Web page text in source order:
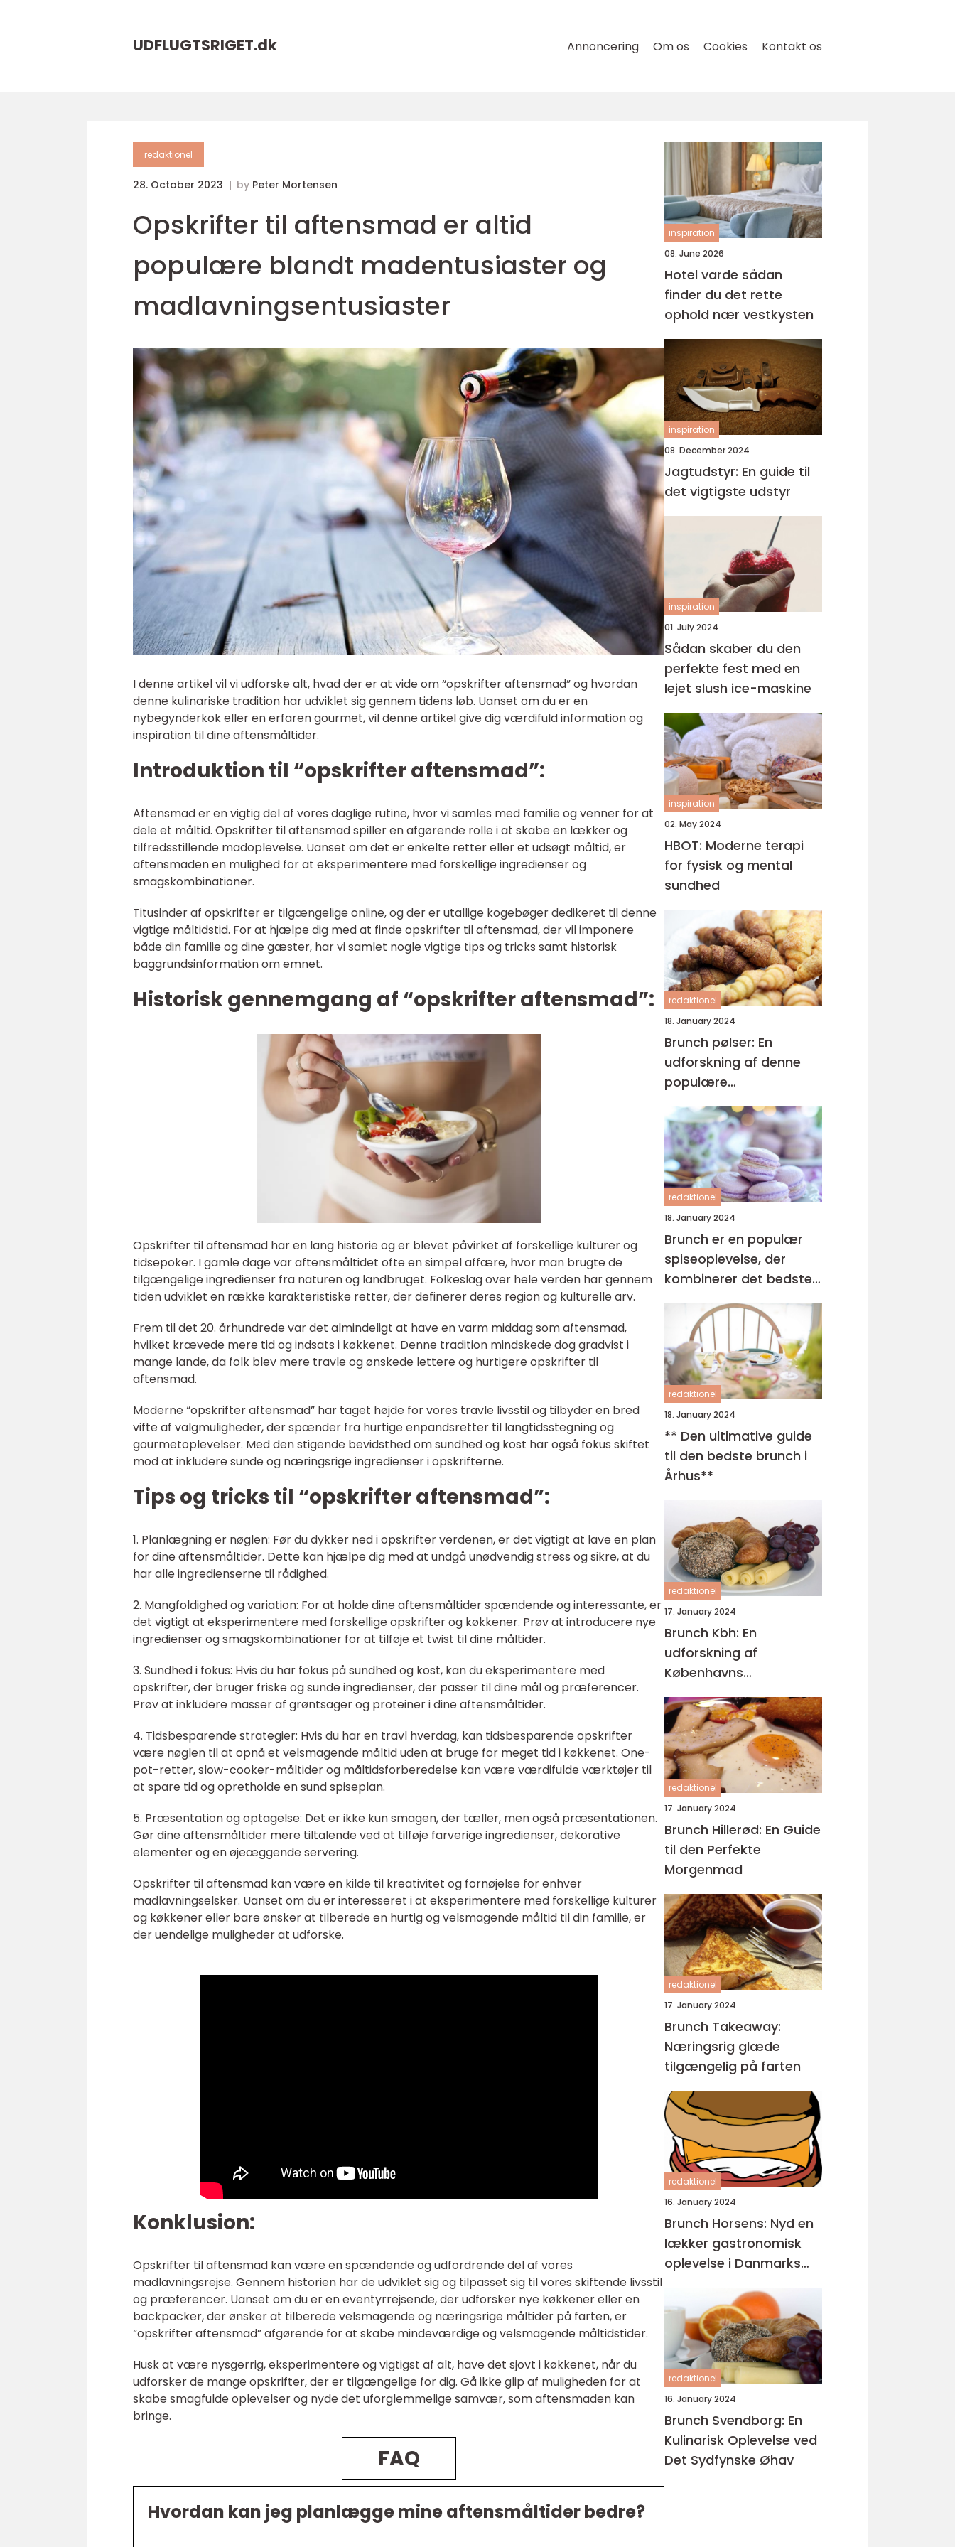
UDFLUGTSRIGET.dk Annoncering Om os Cookies Kontakt os
redaktionel
28. October 2023 by Peter Mortensen
Opskrifter til aftensmad er altid
populære blandt madentusiaster og
madlavningsentusiaster
I denne artikel vil vi udforske alt, hvad der er at vide om “opskrifter aftensmad” og hvordan
denne kulinariske tradition har udviklet sig gennem tidens løb. Uanset om du er en
nybegynderkok eller en erfaren gourmet, vil denne artikel give dig værdifuld information og
inspiration til dine aftensmåltider.
Introduktion til “opskrifter aftensmad”:
Aftensmad er en vigtig del af vores daglige rutine, hvor vi samles med familie og venner for at
dele et måltid. Opskrifter til aftensmad spiller en afgørende rolle i at skabe en lækker og
tilfredsstillende madoplevelse. Uanset om det er enkelte retter eller et udsøgt måltid, er
aftensmaden en mulighed for at eksperimentere med forskellige ingredienser og
smagskombinationer.
Titusinder af opskrifter er tilgængelige online, og der er utallige kogebøger dedikeret til denne
vigtige måltidstid. For at hjælpe dig med at finde opskrifter til aftensmad, der vil imponere
både din familie og dine gæster, har vi samlet nogle vigtige tips og tricks samt historisk
baggrundsinformation om emnet.
Historisk gennemgang af “opskrifter aftensmad”:
Opskrifter til aftensmad har en lang historie og er blevet påvirket af forskellige kulturer og
tidsepoker. I gamle dage var aftensmåltidet ofte en simpel affære, hvor man brugte de
tilgængelige ingredienser fra naturen og landbruget. Folkeslag over hele verden har gennem
tiden udviklet en række karakteristiske retter, der definerer deres region og kulturelle arv.
Frem til det 20. århundrede var det almindeligt at have en varm middag som aftensmad,
hvilket krævede mere tid og indsats i køkkenet. Denne tradition mindskede dog gradvist i
mange lande, da folk blev mere travle og ønskede lettere og hurtigere opskrifter til
aftensmad.
Moderne “opskrifter aftensmad” har taget højde for vores travle livsstil og tilbyder en bred
vifte af valgmuligheder, der spænder fra hurtige enpandsretter til langtidsstegning og
gourmetoplevelser. Med den stigende bevidsthed om sundhed og kost har også fokus skiftet
mod at inkludere sunde og næringsrige ingredienser i opskrifterne.
Tips og tricks til “opskrifter aftensmad”:
1. Planlægning er nøglen: Før du dykker ned i opskrifter verdenen, er det vigtigt at lave en plan
for dine aftensmåltider. Dette kan hjælpe dig med at undgå unødvendig stress og sikre, at du
har alle ingredienserne til rådighed.
2. Mangfoldighed og variation: For at holde dine aftensmåltider spændende og interessante, er
det vigtigt at eksperimentere med forskellige opskrifter og køkkener. Prøv at introducere nye
ingredienser og smagskombinationer for at tilføje et twist til dine måltider.
3. Sundhed i fokus: Hvis du har fokus på sundhed og kost, kan du eksperimentere med
opskrifter, der bruger friske og sunde ingredienser, der passer til dine mål og præferencer.
Prøv at inkludere masser af grøntsager og proteiner i dine aftensmåltider.
4. Tidsbesparende strategier: Hvis du har en travl hverdag, kan tidsbesparende opskrifter
være nøglen til at opnå et velsmagende måltid uden at bruge for meget tid i køkkenet. One-
pot-retter, slow-cooker-måltider og måltidsforberedelse kan være værdifulde værktøjer til
at spare tid og opretholde en sund spiseplan.
5. Præsentation og optagelse: Det er ikke kun smagen, der tæller, men også præsentationen.
Gør dine aftensmåltider mere tiltalende ved at tilføje farverige ingredienser, dekorative
elementer og en øjeæggende servering.
Opskrifter til aftensmad kan være en kilde til kreativitet og fornøjelse for enhver
madlavningselsker. Uanset om du er interesseret i at eksperimentere med forskellige kulturer
og køkkener eller bare ønsker at tilberede en hurtig og velsmagende måltid til din familie, er
der uendelige muligheder at udforske.
Konklusion:
Opskrifter til aftensmad kan være en spændende og udfordrende del af vores
madlavningsrejse. Gennem historien har de udviklet sig og tilpasset sig til vores skiftende livsstil
og præferencer. Uanset om du er en eventyrrejsende, der udforsker nye køkkener eller en
backpacker, der ønsker at tilberede velsmagende og næringsrige måltider på farten, er
“opskrifter aftensmad” afgørende for at skabe mindeværdige og velsmagende måltidstider.
Husk at være nysgerrig, eksperimentere og vigtigst af alt, have det sjovt i køkkenet, når du
udforsker de mange opskrifter, der er tilgængelige for dig. Gå ikke glip af muligheden for at
skabe smagfulde oplevelser og nyde det uforglemmelige samvær, som aftensmaden kan
bringe.
FAQ
Hvordan kan jeg planlægge mine aftensmåltider bedre?
inspiration
08. June 2026
Hotel varde sådan
finder du det rette
ophold nær vestkysten
inspiration
08. December 2024
Jagtudstyr: En guide til
det vigtigste udstyr
inspiration
01. July 2024
Sådan skaber du den
perfekte fest med en
lejet slush ice-maskine
inspiration
02. May 2024
HBOT: Moderne terapi
for fysisk og mental
sundhed
redaktionel
18. January 2024
Brunch pølser: En
udforskning af denne
populære
morgenmadsgenstand
redaktionel
18. January 2024
Brunch er en populær
spiseoplevelse, der
kombinerer det bedste
fra morgenmad og
frokost
redaktionel
18. January 2024
** Den ultimative guide
til den bedste brunch i
Århus**
redaktionel
17. January 2024
Brunch Kbh: En
udforskning af
Københavns
brunchscene
redaktionel
17. January 2024
Brunch Hillerød: En Guide
til den Perfekte
Morgenmad
redaktionel
17. January 2024
Brunch Takeaway:
Næringsrig glæde
tilgængelig på farten
redaktionel
16. January 2024
Brunch Horsens: Nyd en
lækker gastronomisk
oplevelse i Danmarks
redaktionel
16. January 2024
Brunch Svendborg: En
Kulinarisk Oplevelse ved
Det Sydfynske Øhav